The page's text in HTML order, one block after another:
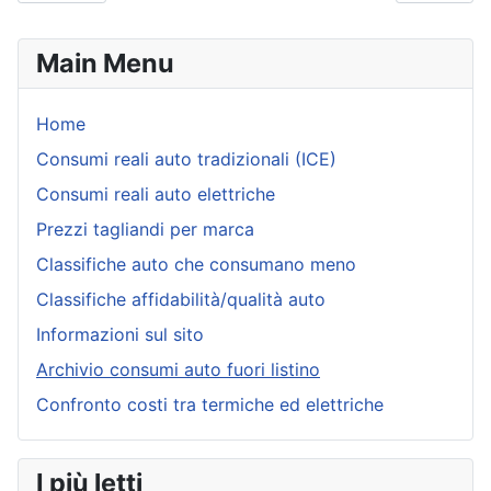
Main Menu
Home
Consumi reali auto tradizionali (ICE)
Consumi reali auto elettriche
Prezzi tagliandi per marca
Classifiche auto che consumano meno
Classifiche affidabilità/qualità auto
Informazioni sul sito
Archivio consumi auto fuori listino
Confronto costi tra termiche ed elettriche
I più letti